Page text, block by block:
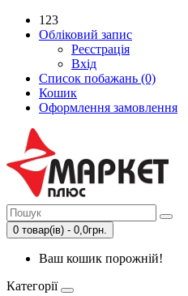
123
Обліковий запис
Реєстрація
Вхід
Список побажань (0)
Кошик
Оформлення замовлення
0 товар(ів) - 0,0грн.
Ваш кошик порожній!
Категорії